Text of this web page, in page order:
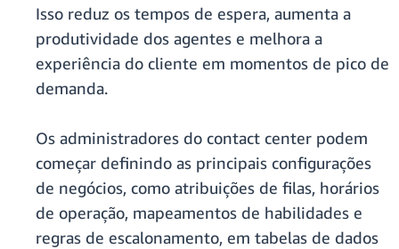
Isso reduz os tempos de espera, aumenta a
produtividade dos agentes e melhora a
experiência do cliente em momentos de pico de
demanda.
Os administradores do contact center podem
começar definindo as principais configurações
de negócios, como atribuições de filas, horários
de operação, mapeamentos de habilidades e
regras de escalonamento, em tabelas de dados